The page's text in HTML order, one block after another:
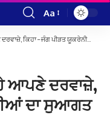
Font
Resizer
Aa
– ਜੰਗ ਪੀੜਤ ਯੂਕਰੇਨੀਆਂ ਦਾ ਸੁਆਗਤ ਹੈ
ਆਪਣੇ ਦਰਵਾਜ਼ੇ,
ਦਾ ਸੁਆਗਤ